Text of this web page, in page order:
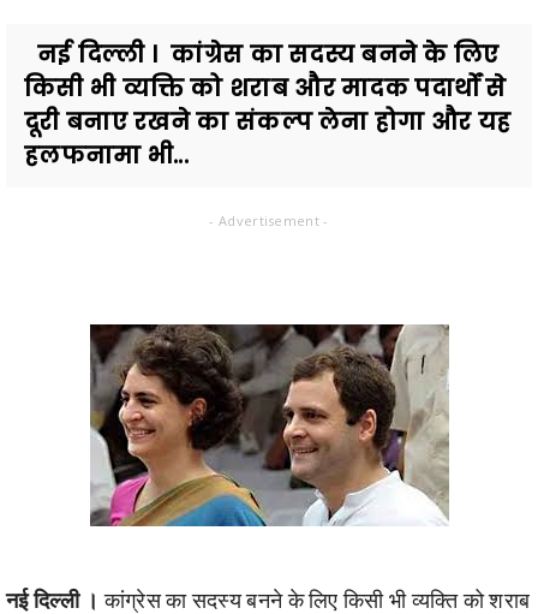
नई दिल्ली । कांग्रेस का सदस्य बनने के लिए
किसी भी व्यक्ति को शराब और मादक पदार्थों से
दूरी बनाए रखने का संकल्प लेना होगा और यह
हलफनामा भी...
- Advertisement -
नई दिल्ली । कांग्रेस का सदस्य बनने के लिए किसी भी व्यक्ति को शराब